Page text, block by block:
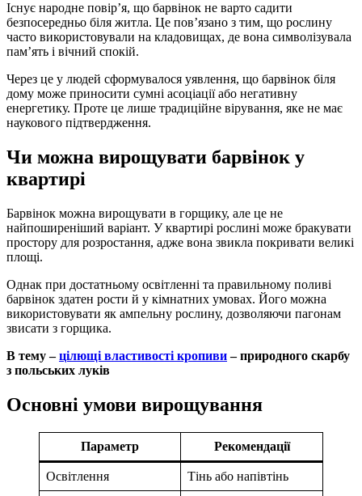
Існує народне повір’я, що барвінок не варто садити
безпосередньо біля житла. Це пов’язано з тим, що рослину
часто використовували на кладовищах, де вона символізувала
пам’ять і вічний спокій.
Через це у людей сформувалося уявлення, що барвінок біля
дому може приносити сумні асоціації або негативну
енергетику. Проте це лише традиційне вірування, яке не має
наукового підтвердження.
Чи можна вирощувати барвінок у
квартирі
Барвінок можна вирощувати в горщику, але це не
найпоширеніший варіант. У квартирі рослині може бракувати
простору для розростання, адже вона звикла покривати великі
площі.
Однак при достатньому освітленні та правильному поливі
барвінок здатен рости й у кімнатних умовах. Його можна
використовувати як ампельну рослину, дозволяючи пагонам
звисати з горщика.
В тему –цілющі властивості кропиви– природного скарбу
з польських луків
Основні умови вирощування
Параметр Рекомендації
Освітлення Тінь або напівтінь